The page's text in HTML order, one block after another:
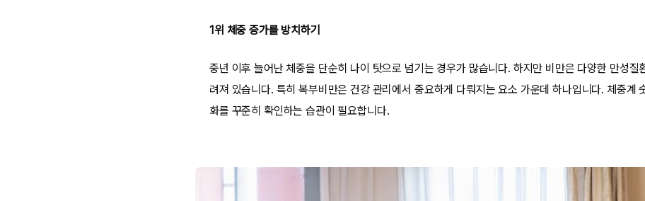
1위 체중 증가를 방치하기
중년 이후 늘어난 체중을 단순히 나이 탓으로 넘기는 경우가 많습니다. 하지만 비만은 다양한 만성질
려져 있습니다. 특히 복부비만은 건강 관리에서 중요하게 다뤄지는 요소 가운데 하나입니다. 체중계
화를 꾸준히 확인하는 습관이 필요합니다.